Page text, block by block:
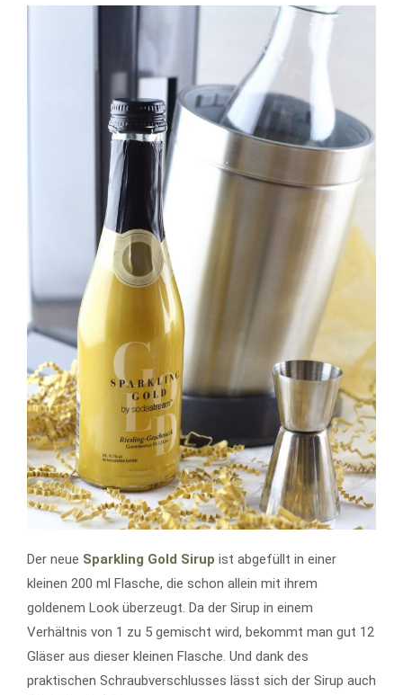
Der neue Sparkling Gold Sirup ist abgefüllt in einer
kleinen 200 ml Flasche, die schon allein mit ihrem
goldenem Look überzeugt. Da der Sirup in einem
Verhältnis von 1 zu 5 gemischt wird, bekommt man gut 12
Gläser aus dieser kleinen Flasche. Und dank des
praktischen Schraubverschlusses lässt sich der Sirup auch